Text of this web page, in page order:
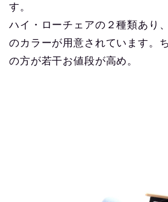
す。
ハイ・ローチェアの２種類あり
のカラーが用意されています。
の方が若干お値段が高め。